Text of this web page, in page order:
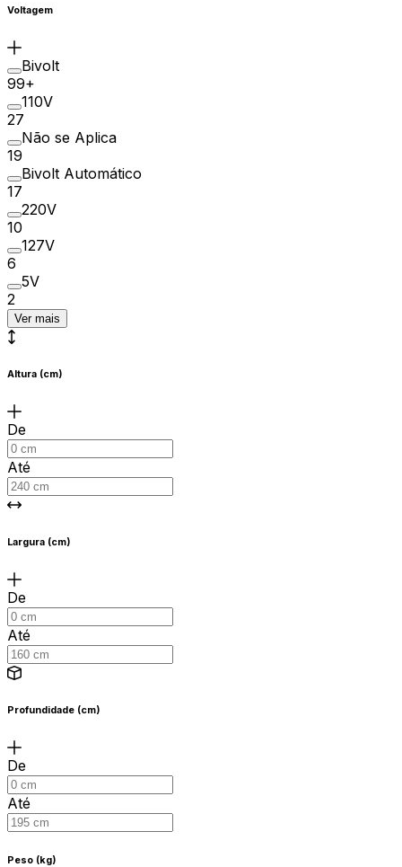
Voltagem
Bivolt
99+
110V
27
Não se Aplica
19
Bivolt Automático
17
220V
10
127V
6
5V
2
Ver mais
Altura (cm)
De
Até
Largura (cm)
De
Até
Profundidade (cm)
De
Até
Peso (kg)